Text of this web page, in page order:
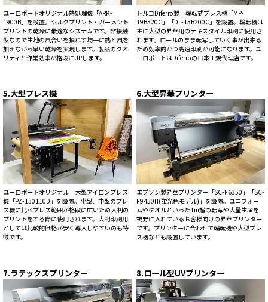
ユーロポートオリジナル熱処理機「ARK-
1900B」を設置。シルクプリント・ガーメント
プリントの乾燥に最適なシステムです。非接触
型なので生地の風合いを損ねず均一に熱と風を
加えながら早い乾燥を実現します。製品のクオ
リティと作業効率が格段にUPします。
トルコDiferro製 輪転式プレス機「MP-
19B320C」「DL-13B200C」を設置。輪転機は
主に大型の昇華用のテキスタイル印刷に使用さ
れます。ロールのまま転写していく事が出来る
ため効率的かつ高速印刷が可能になります。ユ
ーロポートはDiferroの日本正規代理店です。
5.大型プレス機
ユーロポートオリジナル 大型アイロンプレス
機「PZ-130110D」を設置。小型、中型のプレ
ス機に比べプレス範囲が格段に広いため大判の
プリントをする際に使用されます。大判印刷用
としては比較的価格が安く導入しやすいのも特
徴です。
6.大型昇華プリンター
エプソン製昇華プリンター「SC-F6350」「SC-
F9450H(蛍光色モデル)」を設置。ユニフォー
ムやタオルといった1m超の転写や大量生産を
視野に入れているお客様向けの昇華プリンター
です。プリンターに合わせて輪転機や大型プレ
ス機なども設置しています。
7.ラテックスプリンター 8.ロール型UVプリンター